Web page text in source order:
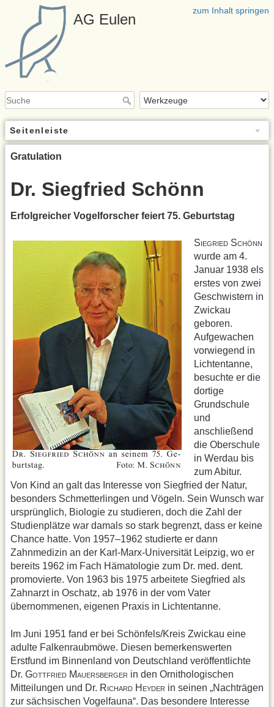
zum Inhalt springen
AG Eulen
Seitenleiste
Gratulation
Dr. Siegfried Schönn
Erfolgreicher Vogelforscher feiert 75. Geburtstag
SIEGRIED SCHÖNN
wurde am 4.
Januar 1938 els
erstes von zwei
Geschwistern in
Zwickau
geboren.
Aufgewachen
vorwiegend in
Lichtentanne,
besuchte er die
dortige
Grundschule
und
anschließend
die Oberschule
in Werdau bis
zum Abitur.
Von Kind an galt das Interesse von Siegfried der Natur,
besonders Schmetterlingen und Vögeln. Sein Wunsch war
ursprünglich, Biologie zu studieren, doch die Zahl der
Studienplätze war damals so stark begrenzt, dass er keine
Chance hatte. Von 1957–1962 studierte er dann
Zahnmedizin an der Karl-Marx-Universität Leipzig, wo er
bereits 1962 im Fach Hämatologie zum Dr. med. dent.
promovierte. Von 1963 bis 1975 arbeitete Siegfried als
Zahnarzt in Oschatz, ab 1976 in der vom Vater
übernommenen, eigenen Praxis in Lichtentanne.
Im Juni 1951 fand er bei Schönfels/Kreis Zwickau eine
adulte Falkenraubmöwe. Diesen bemerkenswerten
Erstfund im Binnenland von Deutschland veröffentlichte
Dr. GOTTFRIED MAUERSBERGER in den Ornithologischen
Mitteilungen und Dr. RICHARD H EYDER in seinen „Nachträgen
zur sächsischen Vogelfauna“. Das besondere Interesse